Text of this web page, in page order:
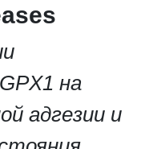
на
адгезии и